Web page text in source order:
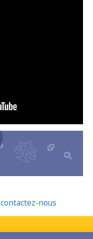
contactez-nous